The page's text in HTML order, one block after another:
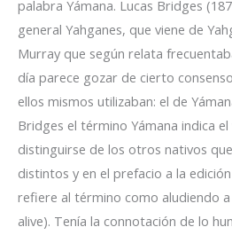
palabra Yámana. Lucas Bridges
general Yahganes, que viene de
Murray que según relata
día parece gozar de cierto
ellos mismos utilizaban: el de
Bridges el término Yámana indica
distinguirse de los otros nativos
distintos y en el prefacio a la
refiere al término como aludiendo
alive). Tenía la connotación de lo